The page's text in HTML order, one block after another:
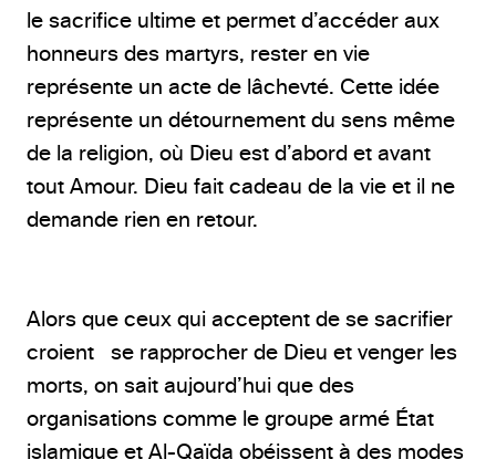
le sacrifice ultime et permet d’accéder aux
honneurs des martyrs, rester en vie
représente un acte de lâchevté. Cette idée
représente un détournement du sens même
de la religion, où Dieu est d’abord et avant
tout Amour. Dieu fait cadeau de la vie et il ne
demande rien en retour.
Alors que ceux qui acceptent de se sacrifier
croient se rapprocher de Dieu et venger les
morts, on sait aujourd’hui que des
organisations comme le groupe armé État
islamique et Al-Qaïda obéissent à des modes